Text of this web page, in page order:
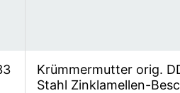
Krümmermutter orig.
Stahl Zinklamellen-